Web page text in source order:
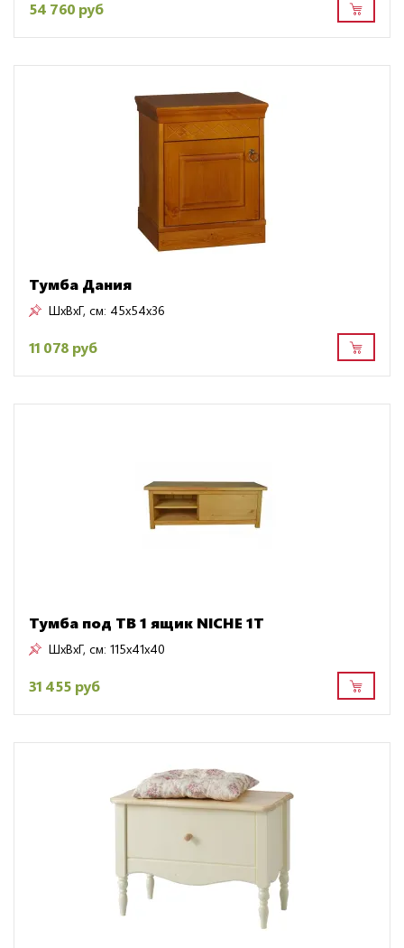
54 760 руб
Тумба Дания
ШxВxГ, см: 45x54x36
11 078 руб
Тумба под ТВ 1 ящик NICHE 1T
ШxВxГ, см: 115x41x40
31 455 руб